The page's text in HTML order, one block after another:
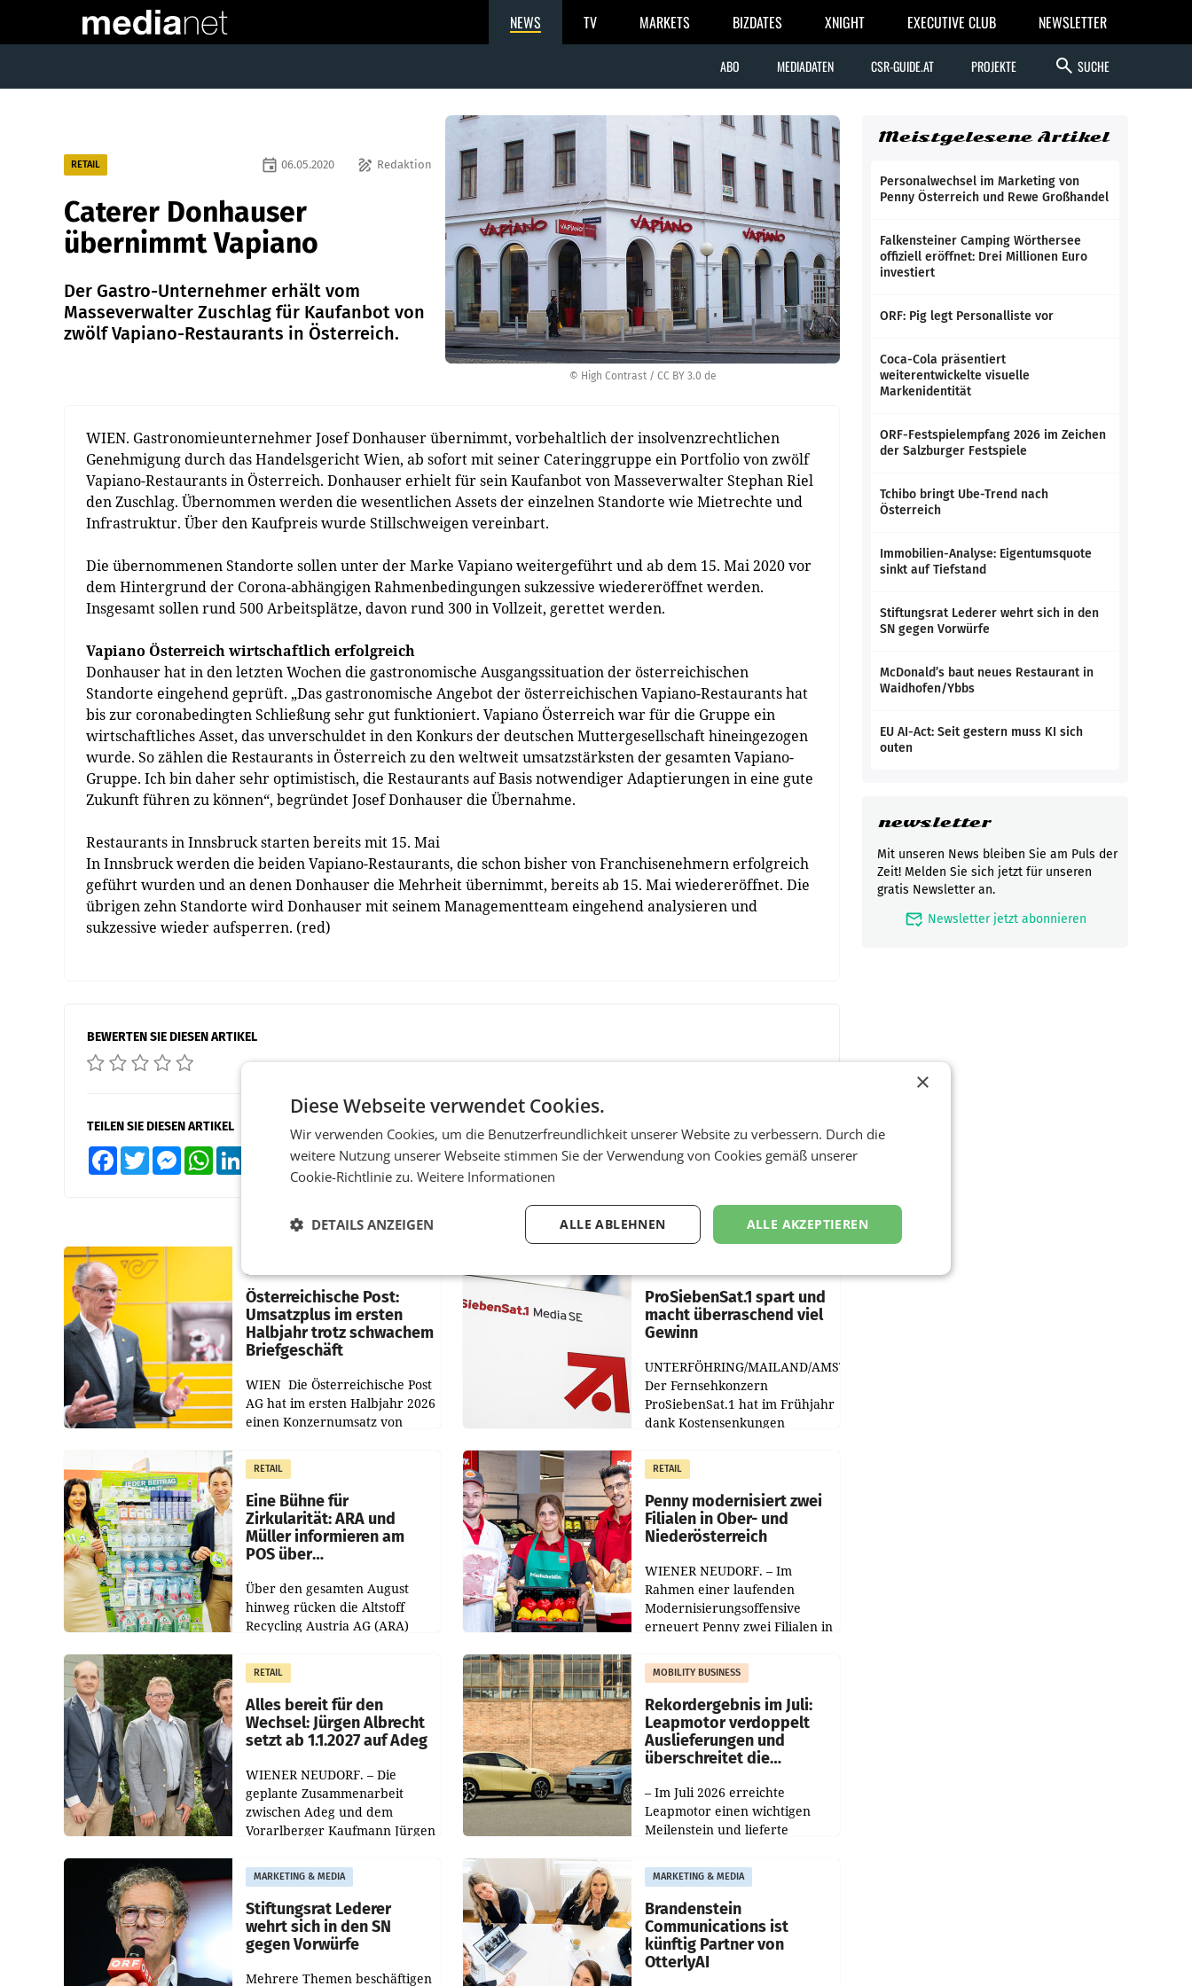
NEWS TV MARKETS BIZDATES XNIGHT EXECUTIVE CLUB NEWSLETTER
ABO MEDIADATEN CSR-GUIDE.AT PROJEKTE search SUCHE
© High Contrast / CC BY 3.0 de
RETAIL draw Redaktion
event 06.05.2020
Caterer Donhauser
übernimmt Vapiano
Der Gastro-Unternehmer erhält vom
Masseverwalter Zuschlag für Kaufanbot von
zwölf Vapiano-Restaurants in Österreich.
WIEN. Gastronomieunternehmer Josef Donhauser übernimmt, vorbehaltlich der insolvenzrechtlichen
Genehmigung durch das Handelsgericht Wien, ab sofort mit seiner Cateringgruppe ein Portfolio von zwölf
Vapiano-Restaurants in Österreich. Donhauser erhielt für sein Kaufanbot von Masseverwalter Stephan Riel
den Zuschlag. Übernommen werden die wesentlichen Assets der einzelnen Standorte wie Mietrechte und
Infrastruktur. Über den Kaufpreis wurde Stillschweigen vereinbart.
Die übernommenen Standorte sollen unter der Marke Vapiano weitergeführt und ab dem 15. Mai 2020 vor
dem Hintergrund der Corona-abhängigen Rahmenbedingungen sukzessive wiedereröffnet werden.
Insgesamt sollen rund 500 Arbeitsplätze, davon rund 300 in Vollzeit, gerettet werden.
Vapiano Österreich wirtschaftlich erfolgreich
Donhauser hat in den letzten Wochen die gastronomische Ausgangssituation der österreichischen
Standorte eingehend geprüft. „Das gastronomische Angebot der österreichischen Vapiano-Restaurants hat
bis zur coronabedingten Schließung sehr gut funktioniert. Vapiano Österreich war für die Gruppe ein
wirtschaftliches Asset, das unverschuldet in den Konkurs der deutschen Muttergesellschaft hineingezogen
wurde. So zählen die Restaurants in Österreich zu den weltweit umsatzstärksten der gesamten Vapiano-
Gruppe. Ich bin daher sehr optimistisch, die Restaurants auf Basis notwendiger Adaptierungen in eine gute
Zukunft führen zu können“, begründet Josef Donhauser die Übernahme.
Restaurants in Innsbruck starten bereits mit 15. Mai
In Innsbruck werden die beiden Vapiano-Restaurants, die schon bisher von Franchisenehmern erfolgreich
geführt wurden und an denen Donhauser die Mehrheit übernimmt, bereits ab 15. Mai wiedereröffnet. Die
übrigen zehn Standorte wird Donhauser mit seinem Managementteam eingehend analysieren und
sukzessive wieder aufsperren. (red)
BEWERTEN SIE DIESEN ARTIKEL
TEILEN SIE DIESEN ARTIKEL
FacebookTwitter MessengerWhatsApp XING Teilen
Österreichische Post:
Umsatzplus im ersten
Halbjahr trotz schwachem
Briefgeschäft
WIEN Die Österreichische Post
AG hat im ersten Halbjahr 2026
einen Konzernumsatz von
erwirtschaftet, was einem Plus
von 3,8 Prozent gegenüber
dem Vergleichszeitraum
ProSiebenSat.1 spart und
macht überraschend viel
Gewinn
UNTERFÖHRING/MAILAND/AMSTERDAM.
Der Fernsehkonzern
ProSiebenSat.1 hat im Frühjahr
dank Kostensenkungen
gemacht und die
Markterwartung deutlich
übertroffen.
RETAIL
Eine Bühne für
Zirkularität: ARA und
Müller informieren am
POS über
Über den gesamten August
hinweg rücken die Altstoff
Recycling Austria AG (ARA)
Müller die Initiative „Kreislauf-
Helden“ in allen
österreichischen Müller-Filialen
RETAIL
Penny modernisiert zwei
Filialen in Ober- und
Niederösterreich
WIENER NEUDORF. – Im
Rahmen einer laufenden
Modernisierungsoffensive
erneuert Penny zwei Filialen in
Die beiden Standorte liegen in
Haag sowie im rund
RETAIL
Alles bereit für den
Wechsel: Jürgen Albrecht
setzt ab 1.1.2027 auf Adeg
WIENER NEUDORF. – Die
geplante Zusammenarbeit
zwischen Adeg und dem
Vorarlberger Kaufmann Jürgen
freigegeben: Die
Bundeswettbewerbsbehörde
und der Bundeskartellanwalt
MOBILITY BUSINESS
Rekordergebnis im Juli:
Leapmotor verdoppelt
Auslieferungen und
überschreitet die
– Im Juli 2026 erreichte
Leapmotor einen wichtigen
Meilenstein und lieferte
aus, womit sich das Ergebnis
gegenüber Juli 2025 mehr als
verdoppelte (+102
MARKETING & MEDIA
Stiftungsrat Lederer
wehrt sich in den SN
gegen Vorwürfe
Mehrere Themen beschäftigen
MARKETING & MEDIA
Brandenstein
Communications ist
künftig Partner von
OtterlyAI
Meistgelesene Artikel
Personalwechsel im Marketing von
Penny Österreich und Rewe Großhandel
Falkensteiner Camping Wörthersee
offiziell eröffnet: Drei Millionen Euro
investiert
ORF: Pig legt Personalliste vor
Coca-Cola präsentiert
weiterentwickelte visuelle
Markenidentität
ORF-Festspielempfang 2026 im Zeichen
der Salzburger Festspiele
Tchibo bringt Ube-Trend nach
Österreich
Immobilien-Analyse: Eigentumsquote
sinkt auf Tiefstand
Stiftungsrat Lederer wehrt sich in den
SN gegen Vorwürfe
McDonald’s baut neues Restaurant in
Waidhofen/Ybbs
EU AI-Act: Seit gestern muss KI sich
outen
newsletter
Mit unseren News bleiben Sie am Puls der
Zeit! Melden Sie sich jetzt für unseren
gratis Newsletter an.
mark_email_read Newsletter jetzt abonnieren
×
Diese Webseite verwendet Cookies.
Wir verwenden Cookies, um die Benutzerfreundlichkeit unserer Website zu verbessern. Durch die
weitere Nutzung unserer Webseite stimmen Sie der Verwendung von Cookies gemäß unserer
Cookie-Richtlinie zu. Weitere Informationen
ALLE AKZEPTIEREN
ALLE ABLEHNEN
DETAILS ANZEIGEN